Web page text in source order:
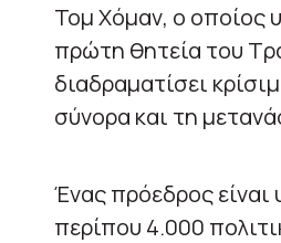
Τομ Χόμαν, ο οποίος
πρώτη θητεία του
διαδραματίσει
σύνορα και τη
Ένας πρόεδρος είναι
περίπου 4.000